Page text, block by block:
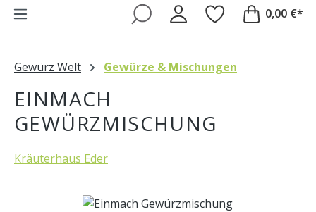
0,00 €*
Gewürz Welt Gewürze & Mischungen
EINMACH
GEWÜRZMISCHUNG
Kräuterhaus Eder
Bildergalerie überspringen